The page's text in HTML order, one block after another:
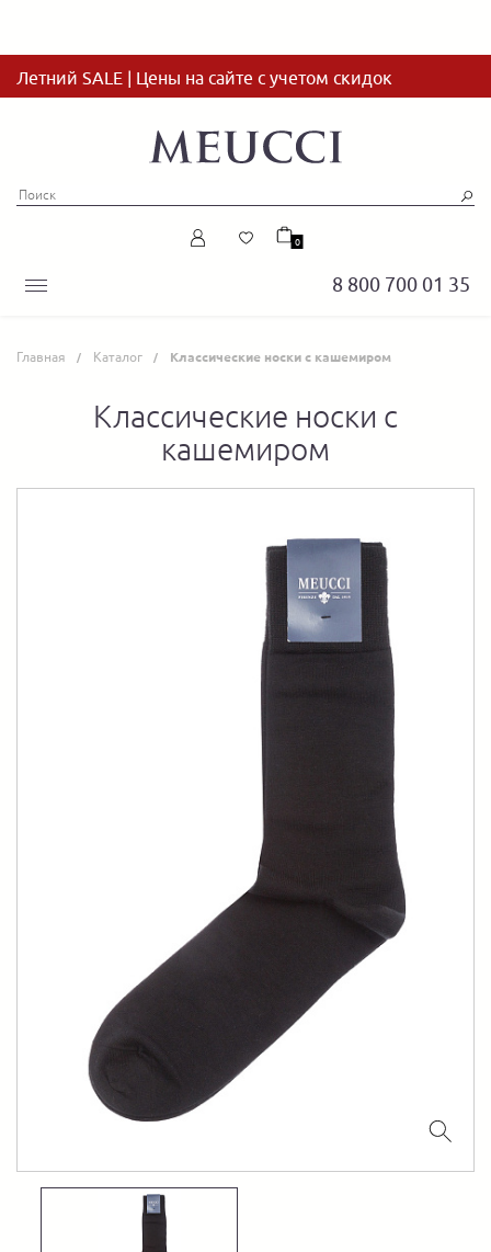
Летний SALE | Цены на сайте с учетом скидок
8 800 700 01 35
0
Главная Каталог Классические носки с кашемиром
Классические носки с
кашемиром